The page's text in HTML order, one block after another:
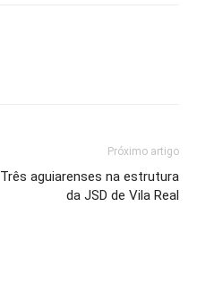
Próximo artigo
Três aguiarenses na estrutura
da JSD de Vila Real